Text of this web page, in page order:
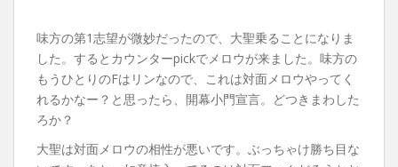
味方の第1志望が微妙だったので、大聖乗ることになりま
した。するとカウンターpickでメロウが来ました。味方の
もうひとりのFはリンなので、これは対面メロウやってく
れるかなー？と思ったら、開幕小門宣言。どつきまわした
ろか？
大聖は対面メロウの相性が悪いです。ぶっちゃけ勝ち目な